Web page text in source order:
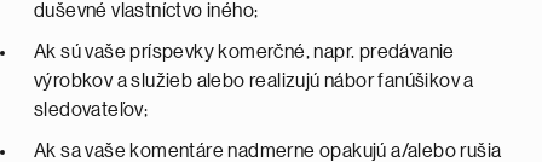
duševné vlastníctvo iného;
Ak sú vaše príspevky komerčné, napr. predávanie
výrobkov a služieb alebo realizujú nábor fanúšikov a
sledovateľov;
Ak sa vaše komentáre nadmerne opakujú a/alebo rušia